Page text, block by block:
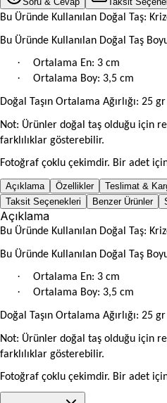
Bu Üründe Kullanılan Doğal Taş:
Bu Üründe Kullanılan Doğal Taş
· Ortalama En: 3 cm
· Ortalama Boy: 3,5 cm
Doğal Taşın Ortalama Ağırlığı: 25 gr
Not: Ürünler doğal taş olduğu için
farklılıklar gösterebilir.
Fotoğraf çoklu çekimdir. Bir adet
Açıklama Özellikler Teslimat &
Taksit Seçenekleri
Benzer Ürünler
Açıklama
Bu Üründe Kullanılan Doğal Taş:
Bu Üründe Kullanılan Doğal Taş
· Ortalama En: 3 cm
· Ortalama Boy: 3,5 cm
Doğal Taşın Ortalama Ağırlığı: 25 gr
Not: Ürünler doğal taş olduğu için
farklılıklar gösterebilir.
Fotoğraf çoklu çekimdir. Bir adet